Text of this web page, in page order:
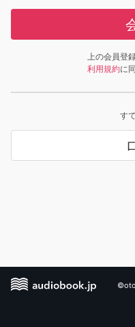
上の会員登
利用規約に
す